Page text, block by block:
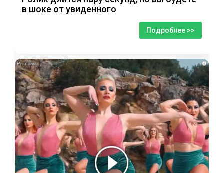
в шоке от увиденного
Подробнее >>
i